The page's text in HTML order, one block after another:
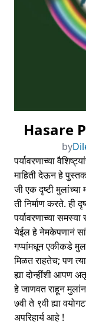
Hasare
by
पर्यावरणाच्या
माहिती देऊन हे पुस्तक
जी एक दृष्टी मुलांच्या
ती निर्माण करते. ही
पर्यावरणाच्या
येईल हे नेमकेपणानं
गप्पांमधून एकीकडे
मिळत राहतेच; पण
ह्या दोन्हींशी आपण
हे जाणवत राहून
७वी ते ९वी ह्या
अपरिहार्य आहे !